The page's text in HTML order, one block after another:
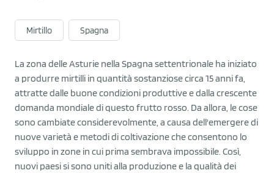
Mirtillo Spagna
La zona delle Asturie nella Spagna settentrionale ha iniziato
a produrre mirtilli in quantità sostanziose circa 15 anni fa,
attratte dalle buone condizioni produttive e dalla crescente
domanda mondiale di questo frutto rosso. Da allora, le cose
sono cambiate considerevolmente, a causa dell'emergere di
nuove varietà e metodi di coltivazione che consentono lo
sviluppo in zone in cui prima sembrava impossibile. Così,
nuovi paesi si sono uniti alla produzione e la qualità dei